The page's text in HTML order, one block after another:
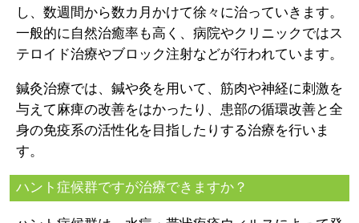
し、数週間から数カ月かけて徐々に治っていきます。
一般的に自然治癒率も高く、病院やクリニックではス
テロイド治療やブロック注射などが行われています。
鍼灸治療では、鍼や灸を用いて、筋肉や神経に刺激を
与えて麻痺の改善をはかったり、患部の循環改善と全
身の免疫系の活性化を目指したりする治療を行いま
す。
ハント症候群ですが治療できますか？